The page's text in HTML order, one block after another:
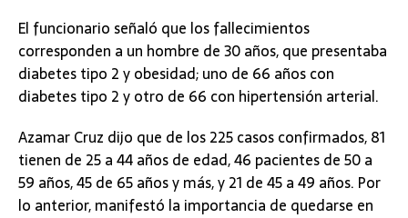
El funcionario señaló que los fallecimientos
corresponden a un hombre de 30 años, que presentaba
diabetes tipo 2 y obesidad; uno de 66 años con
diabetes tipo 2 y otro de 66 con hipertensión arterial.
Azamar Cruz dijo que de los 225 casos confirmados, 81
tienen de 25 a 44 años de edad, 46 pacientes de 50 a
59 años, 45 de 65 años y más, y 21 de 45 a 49 años. Por
lo anterior, manifestó la importancia de quedarse en